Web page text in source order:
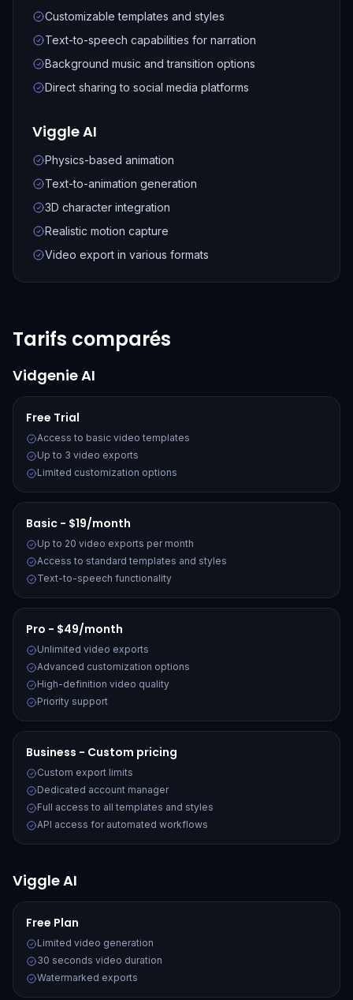
Customizable templates and styles
Text-to-speech capabilities for narration
Background music and transition options
Direct sharing to social media platforms
Viggle AI
Physics-based animation
Text-to-animation generation
3D character integration
Realistic motion capture
Video export in various formats
Tarifs comparés
Vidgenie AI
Free Trial
Access to basic video templates
Up to 3 video exports
Limited customization options
Basic - $19/month
Up to 20 video exports per month
Access to standard templates and styles
Text-to-speech functionality
Pro - $49/month
Unlimited video exports
Advanced customization options
High-definition video quality
Priority support
Business - Custom pricing
Custom export limits
Dedicated account manager
Full access to all templates and styles
API access for automated workflows
Viggle AI
Free Plan
Limited video generation
30 seconds video duration
Watermarked exports